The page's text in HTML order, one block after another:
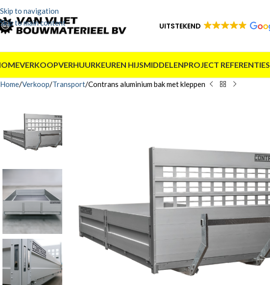
Skip to navigation
Skip to main content
UITSTEKEND
VERKOOPVERHUURKEUREN HIJSMIDDELENPROJECT REFERENTIES
Home Verkoop Transport Contrans aluminium bak met kleppen